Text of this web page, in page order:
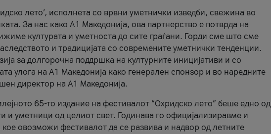
лето’, исполнета со врвни уметнички изведби, свежина во
За нас како A1 Македонија, ова партнерство е потврда на
културата и уметноста до сите граѓани. Горди сме што сме
и традицијата со современите уметнички тенденции.
за долгорочна поддршка на културните иницијативи и со
улога на A1 Македонија како генерален спонзор и во наредните
директор на A1 Македонија.
65-то издание на фестивалот “Охридско лето” беше едно од
и уметници од целиот свет. Годинава го официјализиравме и
овозможи фестивалот да се развива и надвор од летните